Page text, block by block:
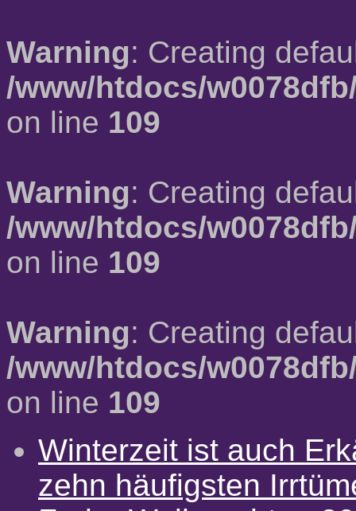
Warning: Creating
/www/htdocs/
on line 109
Warning: Creating
/www/htdocs/
on line 109
Warning: Creating
/www/htdocs/
on line 109
Winterzeit ist auch
zehn häufigsten